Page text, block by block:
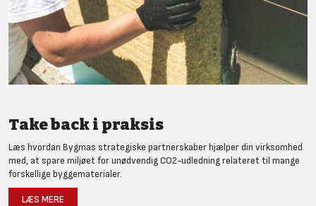
Take back i praksis
Læs hvordan Bygmas strategiske partnerskaber hjælper din virksomhed
med, at spare miljøet for unødvendig CO2-udledning relateret til mange
forskellige byggematerialer.
LÆS MERE